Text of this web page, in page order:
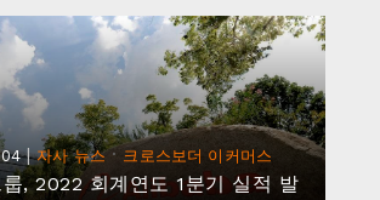
| 자사 뉴스· 크로스보더 이커머스
, 2022 회계연도 1분기 실적 발